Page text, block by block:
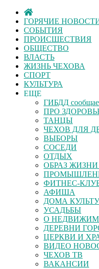
ГОРЯЧИЕ
СОБЫТИЯ
ПРОИСШЕСТВИЯ
ОБЩЕСТВО
ВЛАСТЬ
ЖИЗНЬ ЧЕХОВА
СПОРТ
КУЛЬТУРА
ЕЩЕ
ГИБДД
ПРО
ТАНЦЫ
ЧЕХОВ ДЛЯ
ВЫБОРЫ
СОСЕДИ
ОТДЫХ
ОБРАЗ
ФИТНЕС-
АФИША
ДОМА
УСАДЬБЫ
О
ДЕРЕВНИ
ЦЕРКВИ И
ВИДЕО
ЧЕХОВ ТВ
ВАКАНСИИ